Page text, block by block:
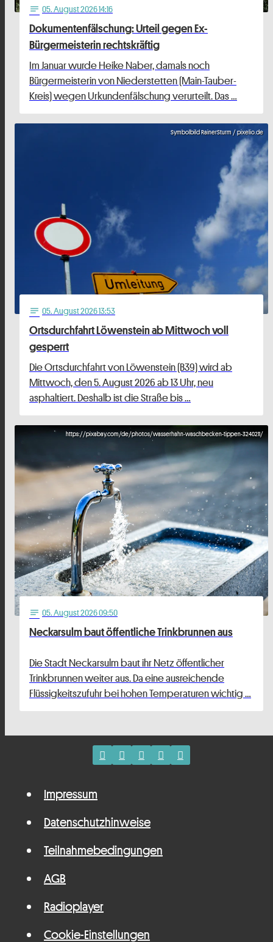
notes 05. August 2026 14:16
Dokumentenfälschung: Urteil gegen Ex-
Bürgermeisterin rechtskräftig
Im Januar wurde Heike Naber, damals noch
Bürgermeisterin von Niederstetten (Main-Tauber-
Kreis) wegen Urkundenfälschung verurteilt. Das …
Symbolbild RainerSturm / pixelio.de
notes 05. August 2026 13:53
Ortsdurchfahrt Löwenstein ab Mittwoch voll
gesperrt
Die Ortsdurchfahrt von Löwenstein (B39) wird ab
Mittwoch, den 5. August 2026 ab 13 Uhr, neu
asphaltiert. Deshalb ist die Straße bis …
https://pixabay.com/de/photos/wasserhahn-waschbecken-tippen-3240211/
notes 05. August 2026 09:50
Neckarsulm baut öffentliche Trinkbrunnen aus
Die Stadt Neckarsulm baut ihr Netz öffentlicher
Trinkbrunnen weiter aus. Da eine ausreichende
Flüssigkeitszufuhr bei hohen Temperaturen wichtig …
Impressum
Datenschutzhinweise
Teilnahmebedingungen
AGB
Radioplayer
Cookie-Einstellungen